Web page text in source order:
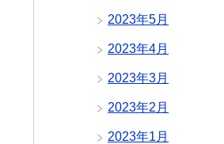
2023年5月
2023年4月
2023年3月
2023年2月
2023年1月